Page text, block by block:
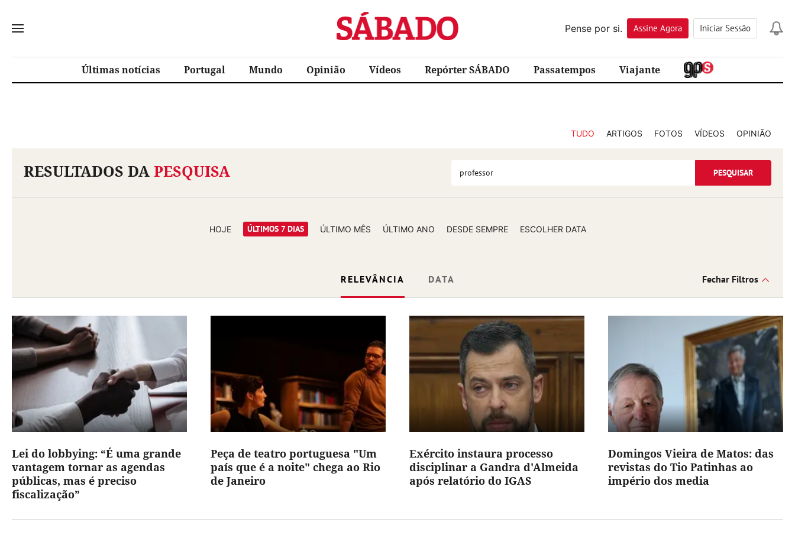
Sábado
Pense por si.
Assine Agora Iniciar Sessão
Últimas notícias Portugal Mundo Opinião Vídeos Repórter SÁBADO Passatempos Viajante
TUDO ARTIGOS FOTOS VÍDEOS OPINIÃO
RESULTADOS DA PESQUISA SEARCH PESQUISAR
HOJE ÚLTIMOS 7 DIAS ÚLTIMO MÊS ÚLTIMO ANO DESDE SEMPRE ESCOLHER DATA
Fechar Filtros
RELEVÂNCIA DATA
Lei do lobbying: “É uma grande
vantagem tornar as agendas
públicas, mas é preciso
fiscalização”
Peça de teatro portuguesa "Um
país que é a noite" chega ao Rio
de Janeiro
Exército instaura processo
disciplinar a Gandra d'Almeida
após relatório do IGAS
Domingos Vieira de Matos: das
revistas do Tio Patinhas ao
império dos media